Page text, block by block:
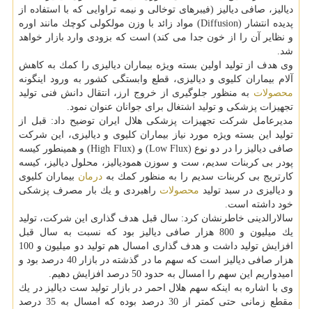
دیالیز، صافی دیالیز (فیبرهای توخالی و نیمه تراوایی كه با استفاده از
پدیده انتشار (Diffusion) مواد زائد با وزن مولكولی كوچك مانند اوره
و نظایر آن را از خون جدا می كند) است كه بزودی وارد بازار خواهد
شد.
وی هدف از تولید اولین بسته ویژه بیماران دیالیزی را كمك به كاهش
آلام بیماران كلیوی و دیالیزی، قطع وابستگی كشور به ورود اینگونه
محصولات به منظور جلوگیری از خروج ارز، انتقال دانش فنی تولید
تجهیزات پزشكی و تولید اشتغال برای جوانان عنوان نمود.
مدیرعامل شركت تجهیزات پزشكی هلال ایران توضیح داد: قبل از
تولید این بسته ویژه مورد نیاز بیماران كلیوی و دیالیزی، این شركت
صافی دیالیز را در دو نوع (Low Flux) و (High Flux) و همینطور كیسه
پودر بی كربنات سدیم، ست و سوزن همودیالیز، محلول دیالیز، كیسه
كارتریج بی كربنات سدیم را به منظور كمك بهدرمان بیماران كلیوی
و دیالیزی در سبد تولید محصولات راهبردی و یك بار مصرف پزشكی
خود داشته است.
سالارالدینی خاطرنشان كرد: سال قبل هدف گذاری این شركت، تولید
یك میلیون و 800 هزار صافی دیالیز بود كه نسبت به سال قبل
افزایش تولید داشت و هدف گذاری امسال هم تولید دو میلیون و 100
هزار صافی دیالیز است كه سهم ما در گذشته در بازار 40 درصد بود و
امیدواریم این سهم را امسال به حدود 50 درصد افزایش دهیم.
وی با اشاره به اینكه سهم هلال احمر در بازار تولید ست دیالیز در یك
مقطع زمانی حتی كمتر از 30 درصد بوده كه امسال به 35 درصد